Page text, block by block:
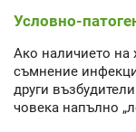
Условно-
Ако наличието на
съмнение
други
човека напълно